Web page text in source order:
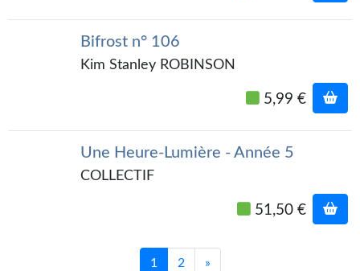
Soumettre un manuscrit
Bifrost n° 106
Kim Stanley ROBINSON
5,99 €
Une Heure-Lumière - Année 5
COLLECTIF
51,50 €
1 2 »